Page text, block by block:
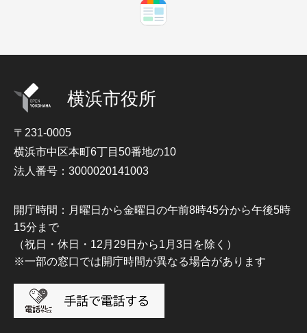
横浜市役所
〒231-0005
横浜市中区本町6丁目50番地の10
法人番号：3000020141003
開庁時間：月曜日から金曜日の午前8時45分から午後5時
15分まで
（祝日・休日・12月29日から1月3日を除く）
※一部の窓口では開庁時間が異なる場合があります